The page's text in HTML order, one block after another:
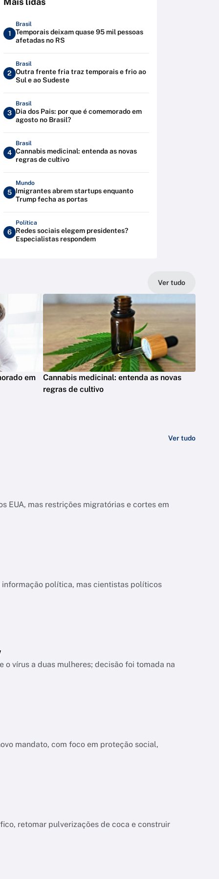
1
Brasil
Temporais deixam quase 95 mil pessoas
afetadas no RS
2
Brasil
Outra frente fria traz temporais e frio ao
Sul e ao Sudeste
3
Brasil
Dia dos Pais: por que é comemorado em
agosto no Brasil?
4
Brasil
Cannabis medicinal: entenda as novas
regras de cultivo
5
Mundo
Imigrantes abrem startups enquanto
Trump fecha as portas
6
Política
Redes sociais elegem presidentes?
Especialistas respondem
Ver tudo
em
Cannabis medicinal: entenda as novas
regras de cultivo
Ver tudo
EUA, mas restrições migratórias e cortes em
política, mas cientistas políticos
vírus a duas mulheres; decisão foi tomada na
mandato, com foco em proteção social,
retomar pulverizações de coca e construir